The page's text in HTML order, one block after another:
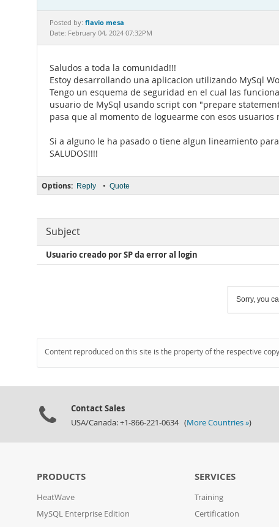
Posted by: flavio mesa
Date: February 04, 2024 07:32PM
Saludos a toda la comunidad!!!
Estoy desarrollando una aplicacion utilizando MySql
Tengo un esquema de seguridad en el cual las
usuario de MySql usando script con "prepare
pasa que al momento de loguearme con esos usuarios
Si a alguno le ha pasado o tiene algun lineamiento
SALUDOS!!!!
Options: Reply • Quote
Subject
Usuario creado por SP da error al login
Sorry, you
Content reproduced on this site is the property of the respective
Contact Sales
USA/Canada: +1-866-221-0634 (More Countries »)
PRODUCTS
HeatWave
MySQL Enterprise Edition
SERVICES
Training
Certification